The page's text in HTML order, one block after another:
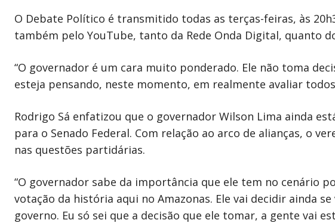
O Debate Político é transmitido todas as terças-feiras, às
também pelo YouTube, tanto da Rede Onda Digital, quanto
“O governador é um cara muito ponderado. Ele não toma
esteja pensando, neste momento, em realmente avaliar
Rodrigo Sá enfatizou que o governador Wilson Lima ainda
para o Senado Federal. Com relação ao arco de alianças, o
nas questões partidárias.
“O governador sabe da importância que ele tem no cenário
votação da história aqui no Amazonas. Ele vai decidir ainda
governo. Eu só sei que a decisão que ele tomar, a gente vai